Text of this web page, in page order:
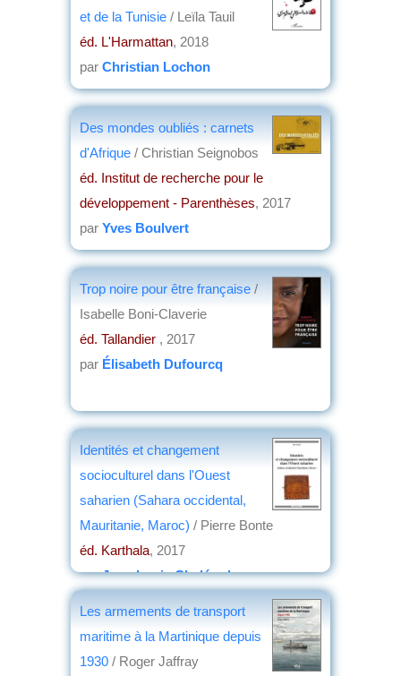
et de la Tunisie / Leïla Tauil
éd. L'Harmattan, 2018
par Christian Lochon
Des mondes oubliés : carnets
d'Afrique / Christian Seignobos
éd. Institut de recherche pour le
développement - Parenthèses, 2017
par Yves Boulvert
Trop noire pour être française /
Isabelle Boni-Claverie
éd. Tallandier , 2017
par Élisabeth Dufourcq
Identités et changement
socioculturel dans l'Ouest
saharien (Sahara occidental,
Mauritanie, Maroc) / Pierre Bonte
éd. Karthala, 2017
parJean-Louis Chaléard
Les armements de transport
maritime à la Martinique depuis
1930 / Roger Jaffray